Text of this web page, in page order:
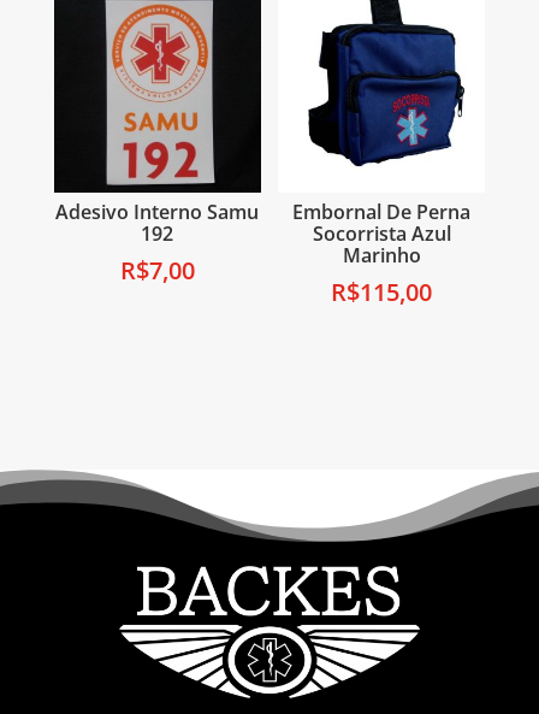
Adesivo Interno Samu
192
R$7,00
Embornal De Perna
Socorrista Azul
Marinho
R$115,00